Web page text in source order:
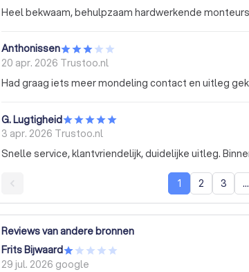
Heel bekwaam, behulpzaam hardwerkende
Anthonissen
20 apr. 2026 Trustoo.nl
Had graag iets meer mondeling contact en uitleg
G. Lugtigheid
3 apr. 2026 Trustoo.nl
Snelle service, klantvriendelijk, duidelijke uitleg.
1 2 3 ...
Reviews van andere bronnen
Frits Bijwaard
29 jul. 2026 google